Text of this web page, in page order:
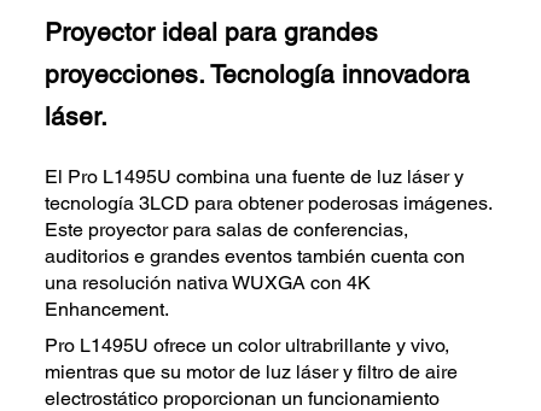
Proyector ideal para grandes
proyecciones. Tecnología innovadora
láser.
El Pro L1495U combina una fuente de luz láser y
tecnología 3LCD para obtener poderosas imágenes.
Este proyector para salas de conferencias,
auditorios e grandes eventos también cuenta con
una resolución nativa WUXGA con 4K
Enhancement.
Pro L1495U ofrece un color ultrabrillante y vivo,
mientras que su motor de luz láser y filtro de aire
electrostático proporcionan un funcionamiento